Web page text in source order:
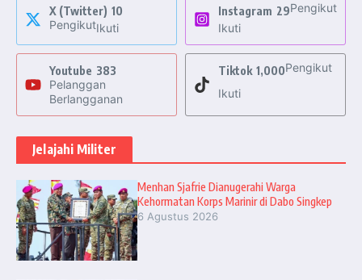
X (Twitter) 10
PengikutIkuti
Instagram 29Pengikut
Ikuti
Youtube 383
Pelanggan
Berlangganan
Tiktok 1,000Pengikut
Ikuti
Jelajahi Militer
Menhan Sjafrie Dianugerahi Warga
Kehormatan Korps Marinir di Dabo Singkep
6 Agustus 2026